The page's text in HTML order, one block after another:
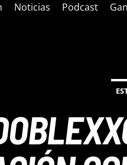
Noticias Podcast